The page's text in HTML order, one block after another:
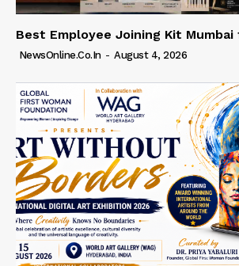
Best Employee Joining Kit
NewsOnline.co.in - August 4, 2026